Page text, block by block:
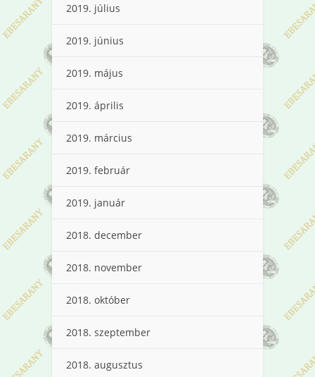
2019. július
2019. június
2019. május
2019. április
2019. március
2019. február
2019. január
2018. december
2018. november
2018. október
2018. szeptember
2018. augusztus